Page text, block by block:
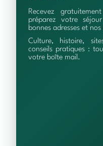
Recevez
préparez votre
bonnes adresses et
Culture, histoire,
conseils pratiques :
votre boîte mail.